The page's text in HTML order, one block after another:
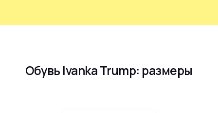
Обувь Ivanka Trump: размеры